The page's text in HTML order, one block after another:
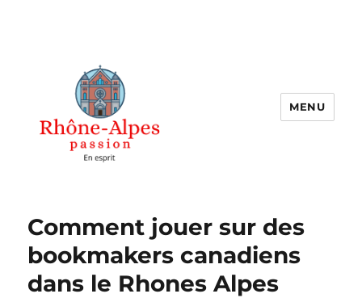
MENU
Comment jouer sur des
bookmakers canadiens
dans le Rhones Alpes